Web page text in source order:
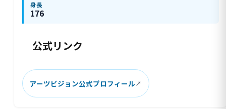
身長
176
公式リンク
アーツビジョン公式プロフィール